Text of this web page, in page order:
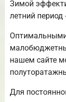
Зимой
летний
нашем сайте
Для